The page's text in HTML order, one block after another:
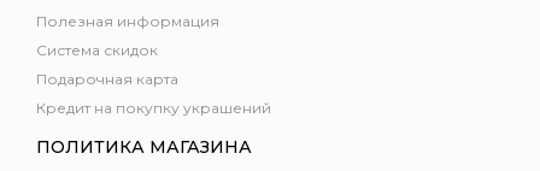
Полезная информация
Система скидок
Подарочная карта
Кредит на покупку украшений
ПОЛИТИКА МАГАЗИНА